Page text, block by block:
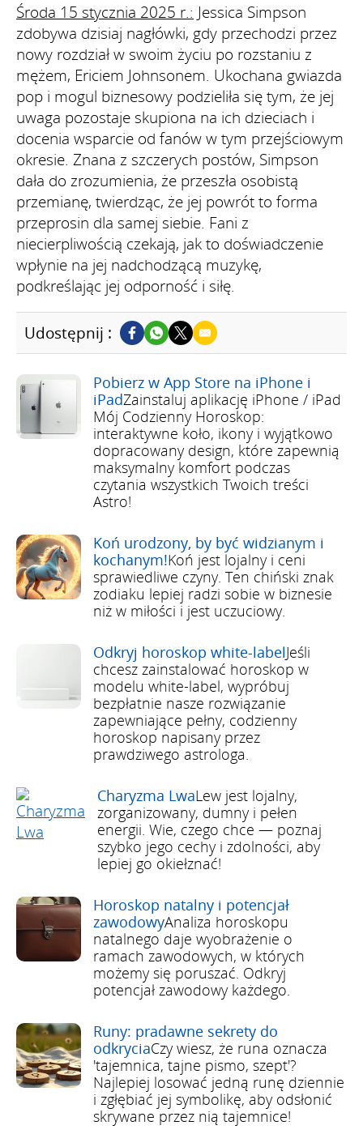
Środa 15 stycznia 2025 r.: Jessica Simpson
zdobywa dzisiaj nagłówki, gdy przechodzi przez
nowy rozdział w swoim życiu po rozstaniu z
mężem, Ericiem Johnsonem. Ukochana gwiazda
pop i mogul biznesowy podzieliła się tym, że jej
uwaga pozostaje skupiona na ich dzieciach i
docenia wsparcie od fanów w tym przejściowym
okresie. Znana z szczerych postów, Simpson
dała do zrozumienia, że przeszła osobistą
przemianę, twierdząc, że jej powrót to forma
przeprosin dla samej siebie. Fani z
niecierpliwością czekają, jak to doświadczenie
wpłynie na jej nadchodzącą muzykę,
podkreślając jej odporność i siłę.
Udostępnij :
Pobierz w App Store na iPhone i
iPadZainstaluj aplikację iPhone / iPad
Mój Codzienny Horoskop:
interaktywne koło, ikony i wyjątkowo
dopracowany design, które zapewnią
maksymalny komfort podczas
czytania wszystkich Twoich treści
Astro!
Koń urodzony, by być widzianym i
kochanym!Koń jest lojalny i ceni
sprawiedliwe czyny. Ten chiński znak
zodiaku lepiej radzi sobie w biznesie
niż w miłości i jest uczuciowy.
Odkryj horoskop white-labelJeśli
chcesz zainstalować horoskop w
modelu white-label, wypróbuj
bezpłatnie nasze rozwiązanie
zapewniające pełny, codzienny
horoskop napisany przez
prawdziwego astrologa.
Charyzma LwaLew jest lojalny,
zorganizowany, dumny i pełen
energii. Wie, czego chce — poznaj
szybko jego cechy i zdolności, aby
lepiej go okiełznać!
Horoskop natalny i potencjał
zawodowyAnaliza horoskopu
natalnego daje wyobrażenie o
ramach zawodowych, w których
możemy się poruszać. Odkryj
potencjał zawodowy każdego.
Runy: pradawne sekrety do
odkryciaCzy wiesz, że runa oznacza
'tajemnica, tajne pismo, szept'?
Najlepiej losować jedną runę dziennie
i zgłębiać jej symbolikę, aby odsłonić
skrywane przez nią tajemnice!